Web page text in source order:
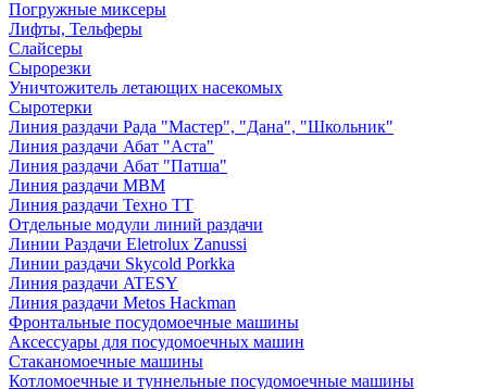
Погружные миксеры
Лифты, Тельферы
Слайсеры
Сырорезки
Уничтожитель летающих насекомых
Сыротерки
Линия раздачи Рада "Мастер", "Дана", "Школьник"
Линия раздачи Абат "Аста"
Линия раздачи Абат "Патша"
Линия раздачи МВМ
Линия раздачи Техно ТТ
Отдельные модули линий раздачи
Линии Раздачи Eletrolux Zanussi
Линии раздачи Skycold Porkka
Линия раздачи ATESY
Линия раздачи Metos Hackman
Фронтальные посудомоечные машины
Аксессуары для посудомоечных машин
Стаканомоечные машины
Котломоечные и туннельные посудомоечные машины